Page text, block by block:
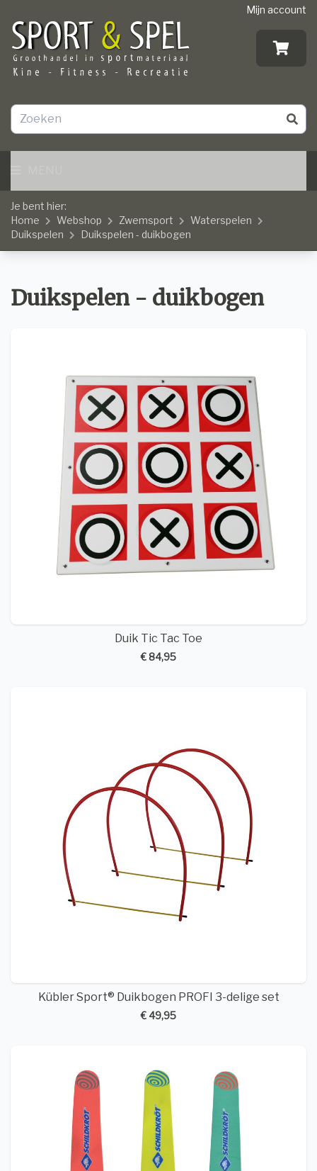
Mijn account
Je bent hier:
Home
Webshop Zwemsport
Waterspelen
Duikspelen
Duikspelen - duikbogen
Duikspelen - duikbogen
Duik Tic Tac Toe
€ 84,95
Kübler Sport® Duikbogen PROFI 3-delige set
€ 49,95